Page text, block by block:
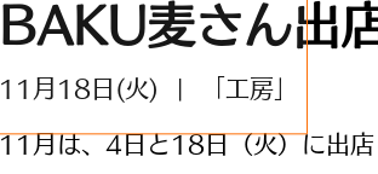
BAKU麦さん出
11月18日(火) 「工房」
11月は、4日と18日（火）に出店